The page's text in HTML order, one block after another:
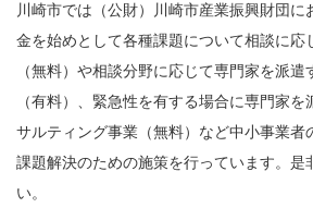
川崎市では（公財）川崎市産業振興財団に
金を始めとして各種課題について相談に応
（無料）や相談分野に応じて専門家を派
（有料）、緊急性を有する場合に専門家
サルティング事業（無料）など中小事業者
課題解決のための施策を行っています。是
い。